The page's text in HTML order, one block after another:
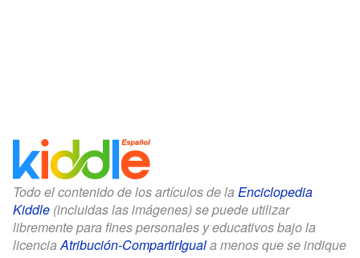
Todo el contenido de los artículos de la Enciclopedia
Kiddle (incluidas las imágenes) se puede utilizar
libremente para fines personales y educativos bajo la
licenciaAtribución-CompartirIguala menos que se indique